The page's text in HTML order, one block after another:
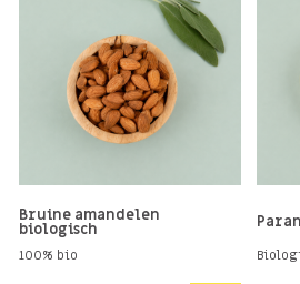
Bruine amandelen
biologisch
100% bio